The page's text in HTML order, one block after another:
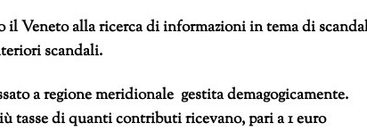
Veneto alla ricerca di informazioni in tema di
scandali.
a regione meridionale gestita demagogicamente.
tasse di quanti contributi ricevano, pari a 1 euro